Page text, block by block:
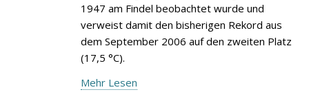
1947 am Findel beobachtet wurde und
verweist damit den bisherigen Rekord aus
dem September 2006 auf den zweiten Platz
(17,5 °C).
Mehr Lesen